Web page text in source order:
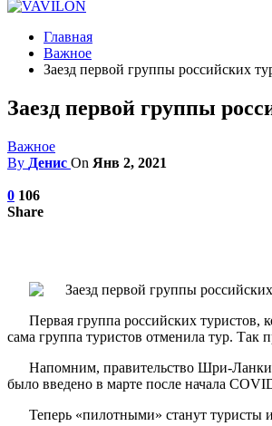
Главная
Важное
Заезд первой группы российских
Заезд первой группы
Важное
By Денис On Янв 2, 2021
0 106
Share
Первая группа российских туристов,
сама группа туристов отменила тур. Так
Напомним, правительство Шри-Ланки
было введено в марте после начала
Теперь «пилотными» станут туристы